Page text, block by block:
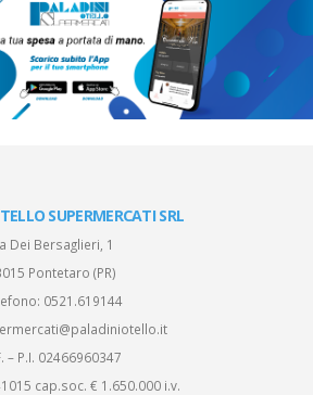
SUPERMERCATI SRL
Dei Bersaglieri, 1
Pontetaro (PR)
0521.619144
– P.I. 02466960347
cap.soc. € 1.650.000 i.v.